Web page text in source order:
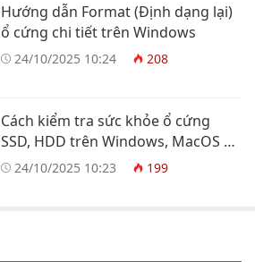
Hướng dẫn Format (Định dạng lại)
ổ cứng chi tiết trên Windows
24/10/2025 10:24 208
Cách kiểm tra sức khỏe ổ cứng
SSD, HDD trên Windows, MacOS và
Linux
24/10/2025 10:23 199